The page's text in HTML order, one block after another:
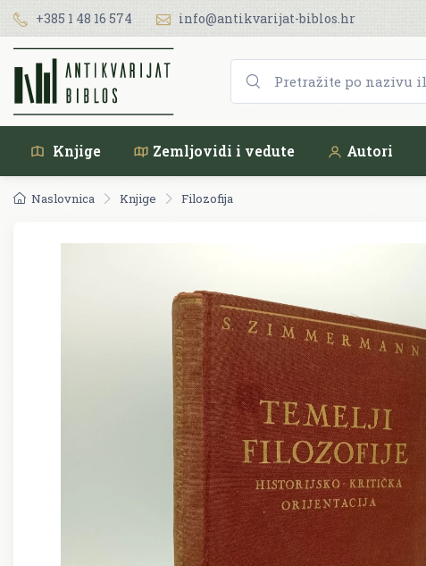
+385 1 48 16 574 info@antikvarijat-biblos.hr
Knjige Zemljovidi i vedute Autori
Naslovnica Knjige Filozofija